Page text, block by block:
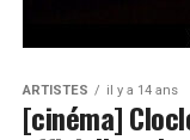
ARTISTES il y a 14 ans
[cinéma]